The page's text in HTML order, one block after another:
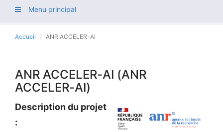
Menu principal
Accueil ANR ACCELER-AI
ANR ACCELER-AI (ANR
ACCELER-AI)
Description du projet
: